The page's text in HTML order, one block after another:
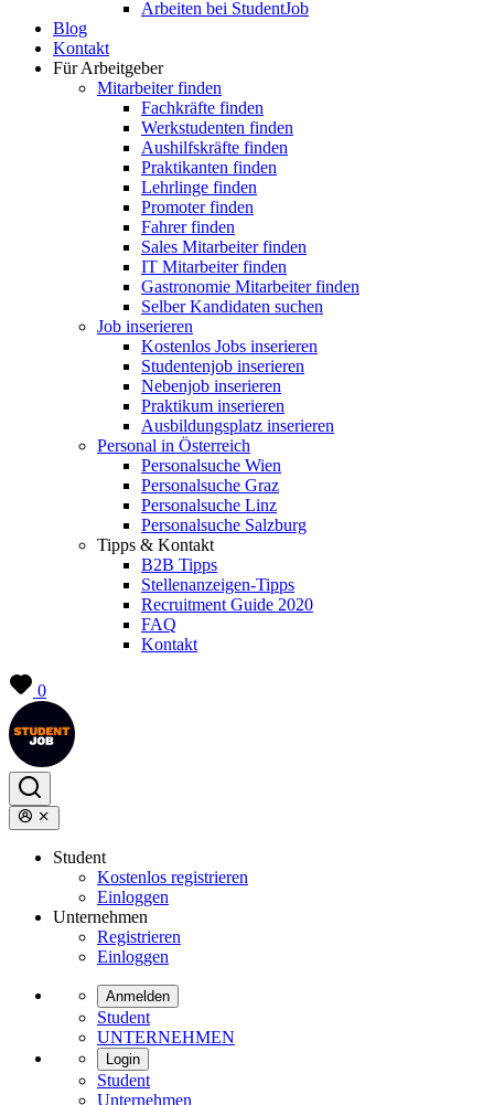
Arbeiten bei StudentJob
Blog
Kontakt
Für Arbeitgeber
Mitarbeiter finden
Fachkräfte finden
Werkstudenten finden
Aushilfskräfte finden
Praktikanten finden
Lehrlinge finden
Promoter finden
Fahrer finden
Sales Mitarbeiter finden
IT Mitarbeiter finden
Gastronomie Mitarbeiter finden
Selber Kandidaten suchen
Job inserieren
Kostenlos Jobs inserieren
Studentenjob inserieren
Nebenjob inserieren
Praktikum inserieren
Ausbildungsplatz inserieren
Personal in Österreich
Personalsuche Wien
Personalsuche Graz
Personalsuche Linz
Personalsuche Salzburg
Tipps & Kontakt
B2B Tipps
Stellenanzeigen-Tipps
Recruitment Guide 2020
FAQ
Kontakt
0
Student
Kostenlos registrieren
Einloggen
Unternehmen
Registrieren
Einloggen
Anmelden
Student
UNTERNEHMEN
Login
Student
Unternehmen